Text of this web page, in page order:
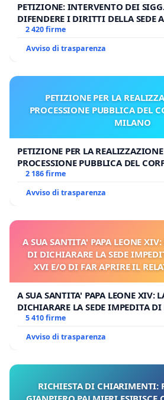
PETIZIONE: INTERVENTO DEI
DIFENDERE I DIRITTI DELLA SEDE
UDG)
2 420 firme
Avviso di trasparenza
PETIZIONE PER LA
PROCESSIONE PUBBLICA DEL
MILANO
PETIZIONE PER LA
PROCESSIONE PUBBLICA DEL
MILANO
2 186 firme
Avviso di trasparenza
A SUA SANTITA' PAPA LEONE
DI DICHIARARE LA SEDE
XVI E/O DI FAR APRIRE IL
A SUA SANTITA' PAPA LEONE XIV:
DICHIARARE LA SEDE IMPEDITA
E/O DI FAR APRIRE IL RELATIVO
5 410 firme
Avviso di trasparenza
RICHIESTA DI CHIARIMENTI: